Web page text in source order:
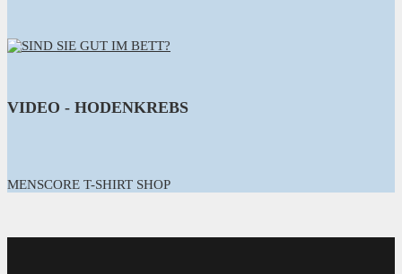
VIDEO - HODENKREBS
MENSCORE T-SHIRT SHOP